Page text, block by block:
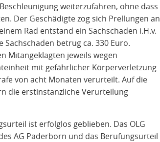
weiterzufahren, ohne dass
Der Geschädigte zog sich Prellungen an
Rad entstand ein Sachschaden i.H.v.
Sachschaden betrug ca. 330 Euro.
Mitangeklagten jeweils wegen
mit gefährlicher Körperverletzung
von acht Monaten verurteilt. Auf die
die erstinstanzliche Verurteilung
ist erfolglos geblieben. Das OLG
AG Paderborn und das Berufungsurteil